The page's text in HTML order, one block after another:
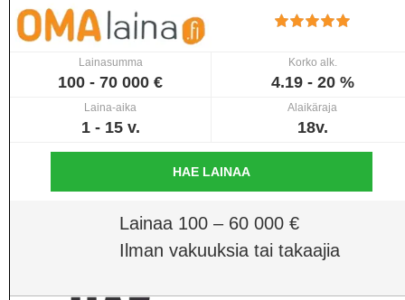
Lainasumma
100 - 70 000 €
Korko alk.
4.19 - 20 %
Laina-aika
1 - 15 v.
Alaikäraja
18v.
HAE LAINAA
Lainaa 100 – 60 000 €
Ilman vakuuksia tai takaajia